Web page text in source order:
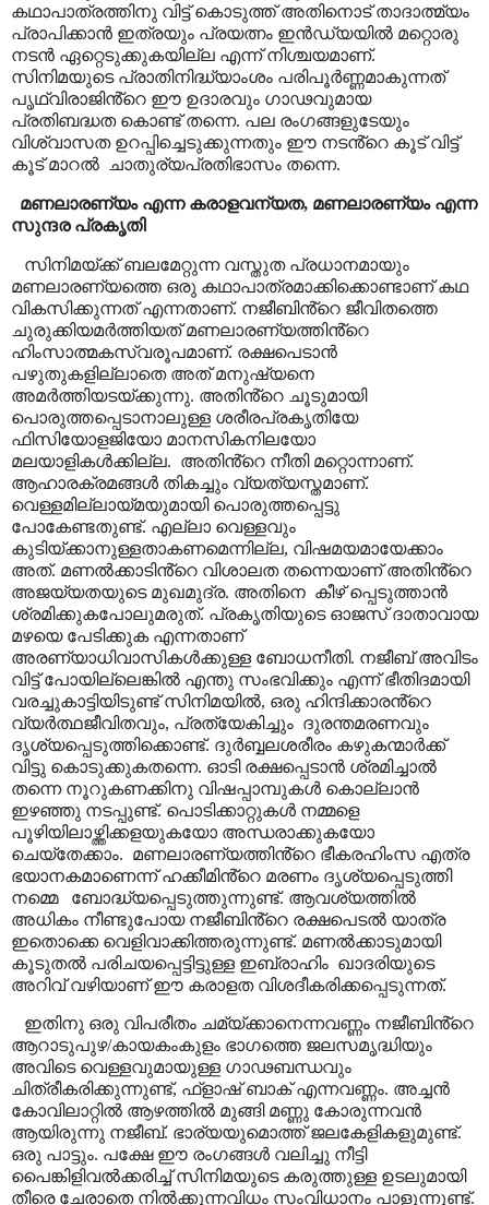
കഥാപാത്രത്തിനു വിട്ട് കൊടുത്ത് അതിനൊട് താദാത്മ്യം
പ്രാപിക്കാൻ ഇത്രയും പ്രയത്നം ഇൻഡ്യയിൽ മറ്റൊരു
നടൻ ഏറ്റെടുക്കുകയില്ല എന്ന് നിശ്ചയമാണ്.
സിനിമയുടെ പ്രാതിനിദ്ധ്യാംശം പരിപൂർണ്ണമാകുന്നത്
പൃഥ്വിരാജിൻ്റെ ഈ ഉദാരവും ഗാഢവുമായ
പ്രതിബദ്ധത കൊണ്ട് തന്നെ. പല രംഗങ്ങളുടേയും
വിശ്വാസത ഉറപ്പിച്ചെടുക്കുന്നതും ഈ നടൻ്റെ കൂട് വിട്ട്
കൂട് മാറൽ
ചാതുര്യപ്രതിഭാസം തന്നെ.
മണലാരണ്യം എന്ന കരാളവന്യത, മണലാരണ്യം എന്ന
സുന്ദര പ്രകൃതി
സിനിമയ്ക്ക് ബലമേറ്റുന്ന വസ്തുത പ്രധാനമായും
മണലാരണ്യത്തെ ഒരു കഥാപാത്രമാക്കിക്കൊണ്ടാണ് കഥ
വികസിക്കുന്നത് എന്നതാണ്. നജീബിൻ്റെ ജീവിതത്തെ
ചുരുക്കിയമർത്തിയത് മണലാരണ്യത്തിൻ്റെ
ഹിംസാത്മകസ്വരൂപമാണ്. രക്ഷപെടാൻ
പഴുതുകളില്ലാതെ അത് മനുഷ്യനെ
അമർത്തിയടയ്ക്കുന്നു. അതിൻ്റെ ചൂടുമായി
പൊരുത്തപ്പെടാനാലുള്ള ശരീരപ്രകൃതിയേ
ഫിസിയോളജിയോ മാനസികനിലയോ
മലയാളികൾക്കില്ല. അതിൻ്റെ നീതി മറ്റൊന്നാണ്.
ആഹാരക്രമങ്ങൾ തികച്ചും വ്യത്യസ്തമാണ്.
വെള്ളമില്ലായ്മയുമായി പൊരുത്തപ്പെട്ടു
പോകേണ്ടതുണ്ട്. എല്ലാ വെള്ളവും
കുടിയ്ക്കാനുള്ളതാകണമെന്നില്ല, വിഷമയമായേക്കാം
അത്. മണൽക്കാടിൻ്റെ വിശാലത തന്നെയാണ് അതിൻ്റെ
അജയ്യതയുടെ മുഖമുദ്ര. അതിനെ കീഴ് പ്പെടുത്താൻ
ശ്രമിക്കുകപോലുമരുത്. പ്രകൃതിയുടെ ഓജസ് ദാതാവായ
മഴയെ പേടിക്കുക എന്നതാണ്
അരണ്യാധിവാസികൾക്കുള്ള ബോധനീതി. നജീബ് അവിടം
വിട്ട് പോയില്ലെങ്കിൽ എന്തു സംഭവിക്കും എന്ന് ഭീതിദമായി
വരച്ചുകാട്ടിയിടുണ്ട് സിനിമയിൽ, ഒരു ഹിന്ദിക്കാരൻ്റെ
വ്യർത്ഥജീവിതവും, പ്രത്യേകിച്ചും ദുരന്തമരണവും
ദൃശ്യപ്പെടുത്തിക്കൊണ്ട്. ദുർബ്ബലശരീരം കഴുകന്മാർക്ക്
വിട്ടു കൊടുക്കുകതന്നെ. ഓടി രക്ഷപ്പെടാൻ ശ്രമിച്ചാൽ
തന്നെ നൂറുകണക്കിനു വിഷപ്പാമ്പുകൾ കൊല്ലാൻ
ഇഴഞ്ഞു നടപ്പുണ്ട്. പൊടിക്കാറ്റുകൾ നമ്മളെ
പൂഴിയിലാഴ്ത്തിക്കളയുകയോ അന്ധരാക്കുകയോ
ചെയ്തേക്കാം. മണലാരണ്യത്തിൻ്റെ ഭീകരഹിംസ എത്ര
ഭയാനകമാണെന്ന് ഹക്കീമിൻ്റെ മരണം ദൃശ്യപ്പെടുത്തി
നമ്മെ
ബോദ്ധ്യപ്പെടുത്തുന്നുണ്ട്. ആവശ്യത്തിൽ
അധികം നീണ്ടുപോയ നജീബിൻ്റെ രക്ഷപെടൽ യാത്ര
ഇതൊക്കെ വെളിവാക്കിത്തരുന്നുണ്ട്. മണൽക്കാടുമായി
കൂടുതൽ പരിചയപ്പെട്ടിട്ടുള്ള ഇബ്രാഹിം ഖാദരിയുടെ
അറിവ് വഴിയാണ് ഈ കരാളത വിശദീകരിക്കപ്പെടുന്നത്.
ഇതിനു ഒരു വിപരീതം ചമ്യ്ക്കാനെന്നവണ്ണം നജീബിൻ്റെ
ആറാടുപുഴ/കായകംകുളം ഭാഗത്തെ ജലസമൃദ്ധിയും
അവിടെ വെള്ളവുമായുള്ള ഗാഢബന്ധവും
ചിത്രീകരിക്കുന്നുണ്ട്, ഫ്ളാഷ് ബാക് എന്നവണ്ണം. അച്ചൻ
കോവിലാറ്റിൽ ആഴത്തിൽ മുങ്ങി മണ്ണു കോരുന്നവൻ
ആയിരുന്നു നജീബ്. ഭാര്യയുമൊത്ത് ജലകേളികളുമുണ്ട്.
ഒരു പാട്ടും. പക്ഷേ ഈ രംഗങ്ങൾ വലിച്ചു നീട്ടി
പൈങ്കിളിവൽക്കരിച്ച് സിനിമയുടെ കരുത്തുള്ള ഉടലുമായി
തീരെ ചേരാതെ നിൽക്കുന്നവിധം സംവിധാനം പാളുന്നുണ്ട്.